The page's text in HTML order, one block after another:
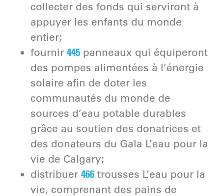
collecter des fonds qui serviront à
appuyer les enfants du monde
entier;
fournir445 panneaux qui équiperont
des pompes alimentées à l’énergie
solaire afin de doter les
communautés du monde de
sources d’eau potable durables
grâce au soutien des donatrices et
des donateurs du Gala L’eau pour la
vie de Calgary;
distribuer466 trousses L’eau pour la
vie, comprenant des pains de